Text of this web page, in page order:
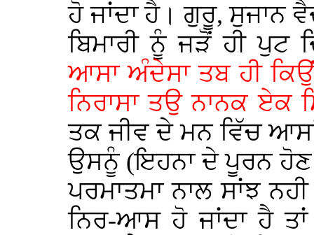
ਹੋ ਜਾਂਦਾ ਹੈ। ਗੁਰੂ, ਸੁਜਾਨ
ਬਿਮਾਰੀ ਨੂੰ ਜੜੋਂ ਹੀ
ਆਸਾ ਅੰਦੇਸਾ ਤਬ ਹੀ
ਨਿਰਾਸਾ ਤਉ ਨਾਨਕ
ਤਕ ਜੀਵ ਦੇ ਮਨ ਵਿੱਚ
ਉਸਨੂੰ (ਇਹਨਾ ਦੇ ਪੂਰਨ ਹੋਣ
ਪਰਮਾਤਮਾ ਨਾਲ ਸਾਂਝ
ਨਿਰ-ਆਸ ਹੋ ਜਾਂਦਾ ਹੈ